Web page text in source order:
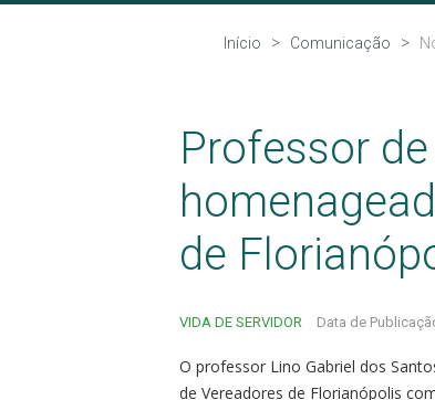
Início Comunicação
Professor
de
VIDA DE SERVIDOR Data de
O professor Lino Gabriel dos
de Vereadores de Florianópolis